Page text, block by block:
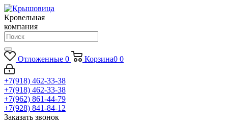
Кровельная
компания
Отложенные 0 Корзина0 0
+7(918) 462-33-38
+7(918) 462-33-38
+7(962) 861-44-79
+7(928) 841-84-12
Заказать звонок